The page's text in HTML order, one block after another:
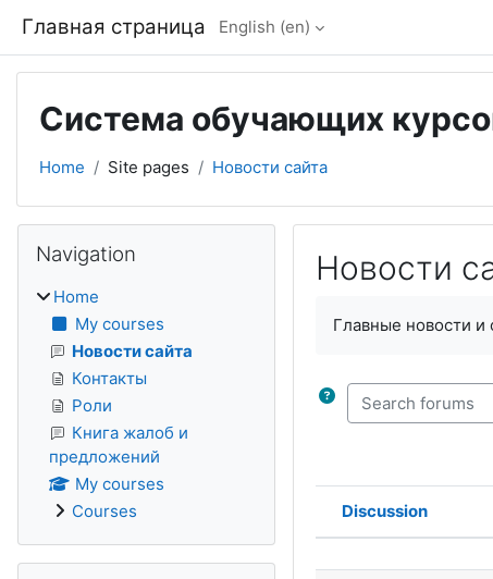
Главная страница English ‎(en)‎
Система обучающих
Home Site pages Новости сайта
Новости
Главные новости и
Search forums
Status
Discussion
Blocks
Navigation
Home
My courses
Новости сайта
Контакты
Роли
Книга жалоб и
предложений
My courses
Courses